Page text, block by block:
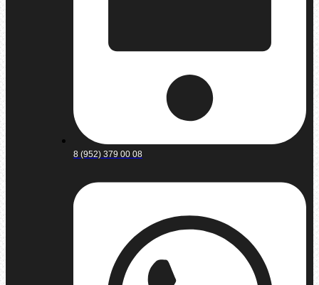
8 (952) 379 00 08